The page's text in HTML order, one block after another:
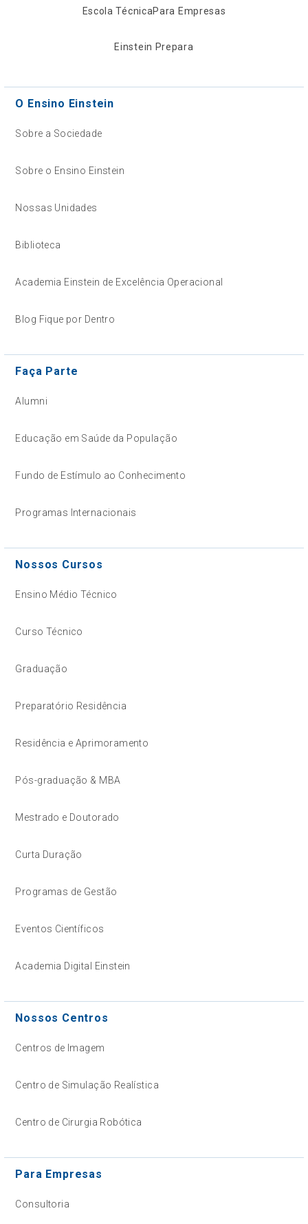
Escola TécnicaPara Empresas
Einstein Prepara
O Ensino Einstein
Sobre a Sociedade
Sobre o Ensino Einstein
Nossas Unidades
Biblioteca
Academia Einstein de Excelência Operacional
Blog Fique por Dentro
Faça Parte
Alumni
Educação em Saúde da População
Fundo de Estímulo ao Conhecimento
Programas Internacionais
Nossos Cursos
Ensino Médio Técnico
Curso Técnico
Graduação
Preparatório Residência
Residência e Aprimoramento
Pós-graduação & MBA
Mestrado e Doutorado
Curta Duração
Programas de Gestão
Eventos Científicos
Academia Digital Einstein
Nossos Centros
Centros de Imagem
Centro de Simulação Realística
Centro de Cirurgia Robótica
Para Empresas
Consultoria